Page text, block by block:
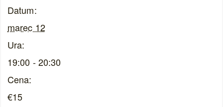
Datum:
marec 12
Ura:
19:00 - 20:30
Cena:
€15